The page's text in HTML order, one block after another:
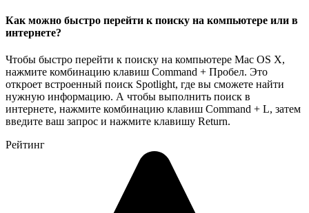
Как можно быстро перейти к поиску на компьютере или в
интернете?
Чтобы быстро перейти к поиску на компьютере Mac OS X,
нажмите комбинацию клавиш Command + Пробел. Это
откроет встроенный поиск Spotlight, где вы сможете найти
нужную информацию. А чтобы выполнить поиск в
интернете, нажмите комбинацию клавиш Command + L, затем
введите ваш запрос и нажмите клавишу Return.
Рейтинг